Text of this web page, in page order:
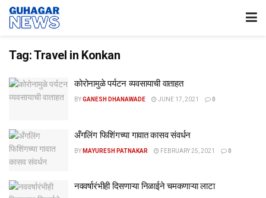
Tag:Travel in Konkan
कोरोनामुळे पर्यटन व्यवसायाची वाताहत
BYGANESH DHANAWADE JUNE 17, 2021 0
अँगलिंग फिशिंगच्या गावात कासव संवर्धन
BY MAYURESH PATNAKAR FEBRUARY 25, 2021 0
नववर्षारंभीही दिसणाऱ्या निळाईने चमकणाऱ्या लाटा